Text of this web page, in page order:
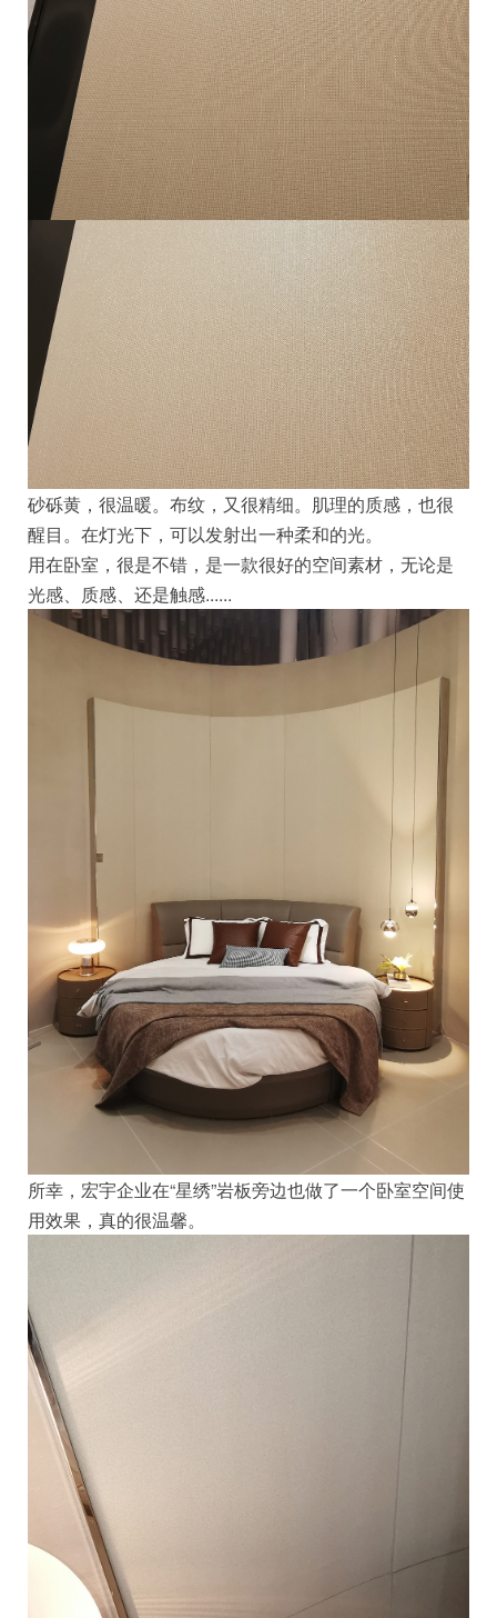
砂砾黄，很温暖。布纹，又很精细。肌理的质感，也很
醒目。在灯光下，可以发射出一种柔和的光。
用在卧室，很是不错，是一款很好的空间素材，无论是
光感、质感、还是触感......
所幸，宏宇企业在“星绣”岩板旁边也做了一个卧室空间使
用效果，真的很温馨。